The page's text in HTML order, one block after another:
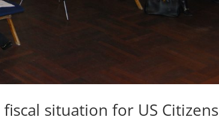
situation for US Citizens